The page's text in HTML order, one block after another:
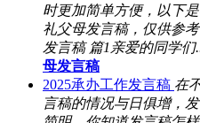
时更加简单方便，以下
礼父母发言稿，仅供参
发言稿 篇1亲爱的同学们
母发言稿
2025承办工作发言稿 在
言稿的情况与日俱增，